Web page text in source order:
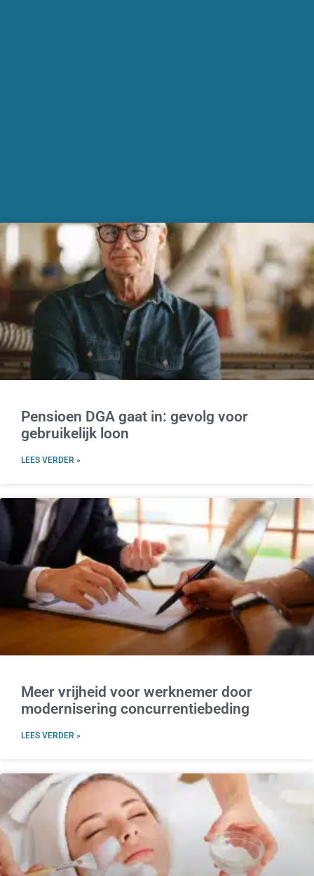
Pensioen DGA gaat in: gevolg voor
gebruikelijk loon
LEES VERDER »
Meer vrijheid voor werknemer door
modernisering concurrentiebeding
LEES VERDER »